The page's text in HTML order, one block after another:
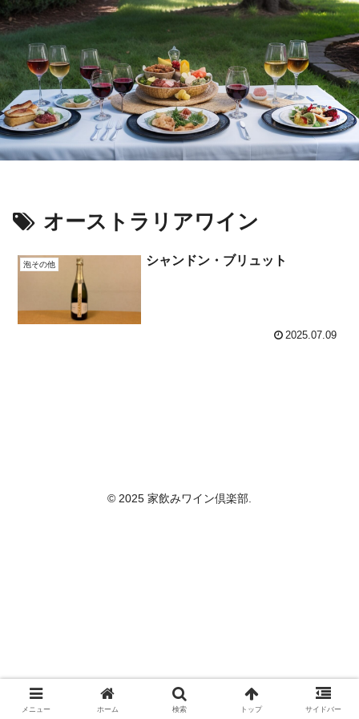
オーストラリアワイン
泡その他 シャンドン・ブリュット
2025.07.09
© 2025 家飲みワイン倶楽部.
メニュー ホーム 検索 トップ サイドバー